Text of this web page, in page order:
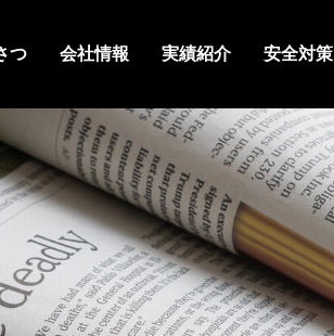
つ 会社情報 実績紹介 安全対策